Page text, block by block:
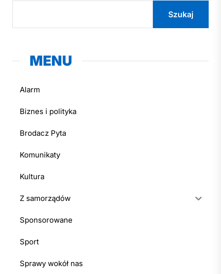
Szukaj
MENU
Alarm
Biznes i polityka
Brodacz Pyta
Komunikaty
Kultura
Z samorządów
Sponsorowane
Sport
Sprawy wokół nas